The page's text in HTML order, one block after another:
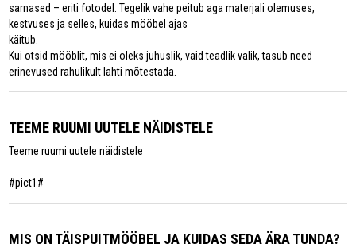
sarnased – eriti fotodel. Tegelik vahe peitub aga materjali olemuses,
kestvuses ja selles, kuidas mööbel ajas
käitub.
Kui otsid mööblit, mis ei oleks juhuslik, vaid teadlik valik, tasub need
erinevused rahulikult lahti mõtestada.
TEEME RUUMI UUTELE NÄIDISTELE
Teeme ruumi uutele näidistele
#pict1#
MIS ON TÄISPUITMÖÖBEL JA KUIDAS SEDA ÄRA TUNDA?